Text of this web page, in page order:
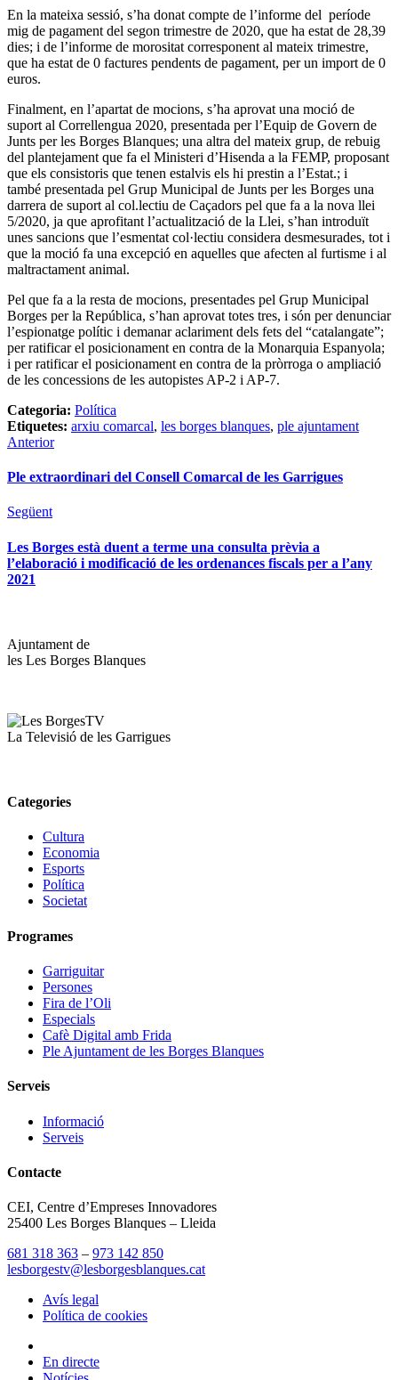
En la mateixa sessió, s’ha donat compte de l’informe del període
mig de pagament del segon trimestre de 2020, que ha estat de 28,39
dies; i de l’informe de morositat corresponent al mateix trimestre,
que ha estat de 0 factures pendents de pagament, per un import de 0
euros.
Finalment, en l’apartat de mocions, s’ha aprovat una moció de
suport al Correllengua 2020, presentada per l’Equip de Govern de
Junts per les Borges Blanques; una altra del mateix grup, de rebuig
del plantejament que fa el Ministeri d’Hisenda a la FEMP, proposant
que els consistoris que tenen estalvis els hi prestin a l’Estat.; i
també presentada pel Grup Municipal de Junts per les Borges una
darrera de suport al col.lectiu de Caçadors pel que fa a la nova llei
5/2020, ja que aprofitant l’actualització de la Llei, s’han introduït
unes sancions que l’esmentat col·lectiu considera desmesurades, tot i
que la moció fa una excepció en aquelles que afecten al furtisme i al
maltractament animal.
Pel que fa a la resta de mocions, presentades pel Grup Municipal
Borges per la República, s’han aprovat totes tres, i són per denunciar
l’espionatge polític i demanar aclariment dels fets del “catalangate”;
per ratificar el posicionament en contra de la Monarquia Espanyola;
i per ratificar el posicionament en contra de la pròrroga o ampliació
de les concessions de les autopistes AP-2 i AP-7.
Categoria: Política
Etiquetes: arxiu comarcal, les borges blanques, ple ajuntament
Anterior
Ple extraordinari del Consell Comarcal de les Garrigues
Següent
Les Borges està duent a terme una consulta prèvia a
l’elaboració i modificació de les ordenances fiscals per a l’any
2021
Ajuntament de
les Les Borges Blanques
La Televisió de les Garrigues
Categories
Cultura
Economia
Esports
Política
Societat
Programes
Garriguitar
Persones
Fira de l’Oli
Especials
Cafè Digital amb Frida
Ple Ajuntament de les Borges Blanques
Serveis
Informació
Serveis
Contacte
CEI, Centre d’Empreses Innovadores
25400 Les Borges Blanques – Lleida
681 318 363 – 973 142 850
lesborgestv@lesborgesblanques.cat
Avís legal
Política de cookies
En directe